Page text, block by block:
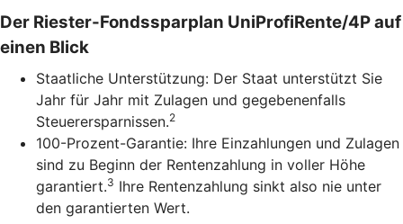
Der Riester-Fondssparplan UniProfiRente/4P auf
einen Blick
Staatliche Unterstützung: Der Staat unterstützt Sie
Jahr für Jahr mit Zulagen und gegebenenfalls
Steuerersparnissen.2
100-Prozent-Garantie: Ihre Einzahlungen und Zulagen
sind zu Beginn der Rentenzahlung in voller Höhe
garantiert.3 Ihre Rentenzahlung sinkt also nie unter
den garantierten Wert.